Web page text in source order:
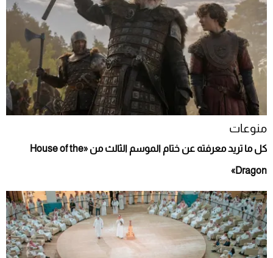
منوعات
كل ما تريد معرفته عن ختام الموسم الثالث من «House of the
Dragon»